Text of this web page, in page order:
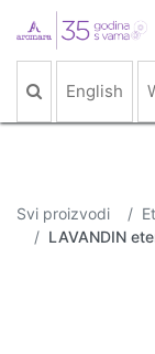
English
Svi proizvodi
LAVANDIN